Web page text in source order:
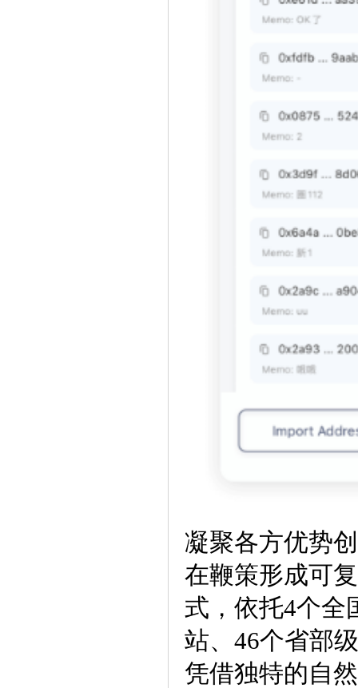
凝聚各方优势
在鞭策形成可
式，依托4个全
站、46个省部
凭借独特的自